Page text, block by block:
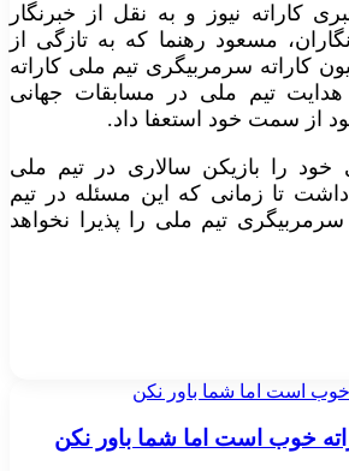
کاراته نیوز و به نقل از خبرنگار
مسعود رهنما که به تازگی از
کاراته سرمربیگری تیم ملی کاراته
هدایت تیم ملی در مسابقات جهانی
از سمت خود استعفا داد.
خود را بازیکن سالاری در تیم ملی
تا زمانی که این مسئله در تیم
تیم ملی را پذیرا نخواهد
خوب است اما شما باور نکن
خوب است اما شما باور نکن